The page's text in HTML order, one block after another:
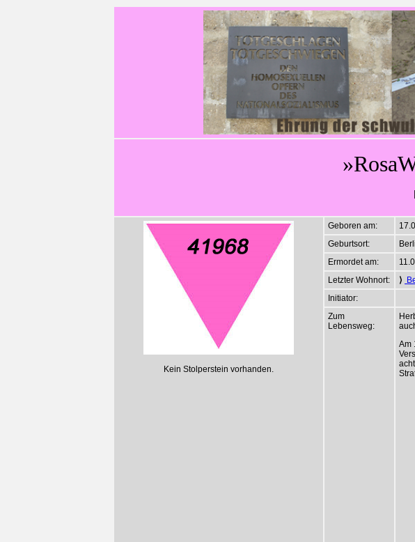
Kein Stolperstein vorhanden.
Geboren am:
Geburtsort:
Ermordet am:
Letzter Wohnort:
⟩
Initiator:
Zum
Lebensweg:
Am